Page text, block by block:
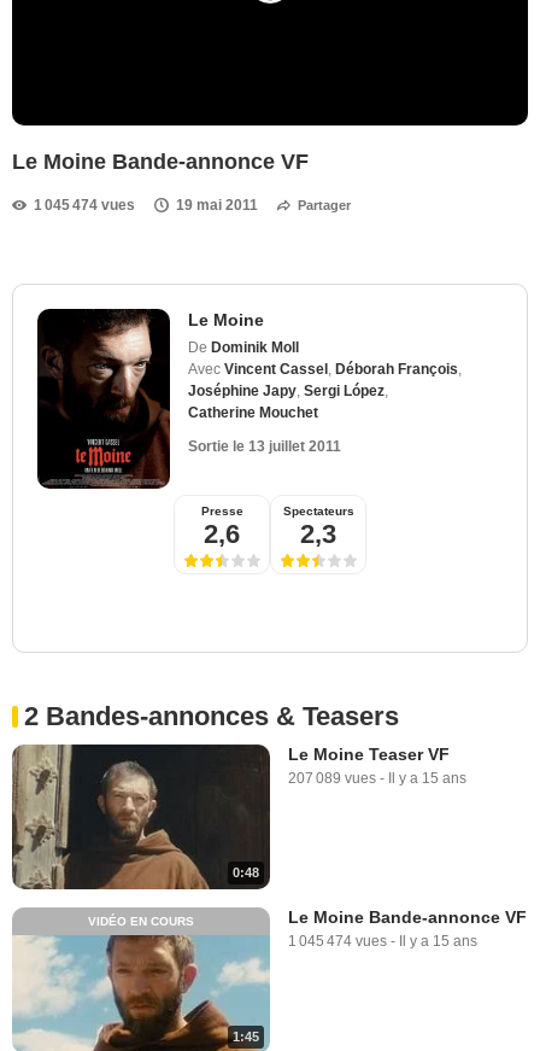
Le Moine Bande-annonce VF
1 045 474 vues 19 mai 2011 Partager
Le Moine
De Dominik Moll
Avec Vincent Cassel Déborah François
Joséphine Japy Sergi López
Catherine Mouchet
Sortie le 13 juillet 2011
Presse
2,6
Spectateurs
2,3
2 Bandes-annonces & Teasers
0:48
Le Moine Teaser VF
207 089 vues - Il y a 15 ans
1:45
VIDÉO EN COURS Le Moine Bande-annonce VF
1 045 474 vues - Il y a 15 ans